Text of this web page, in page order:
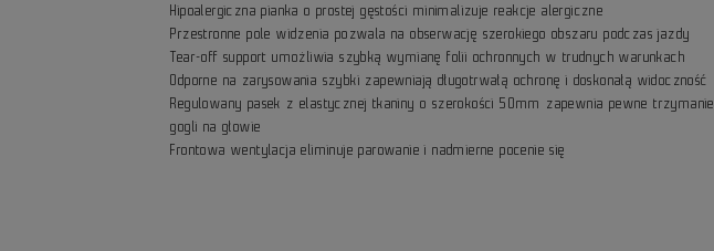
Hipoalergiczna pianka o prostej gęstości minimalizuje reakcje alergiczne
Przestronne pole widzenia pozwala na obserwację szerokiego obszaru podczas jazdy
Tear-off support umożliwia szybką wymianę folii ochronnych w trudnych warunkach
Odporne na zarysowania szybki zapewniają długotrwałą ochronę i doskonałą widoczność
Regulowany pasek z elastycznej tkaniny o szerokości 50mm zapewnia pewne trzymanie
gogli na głowie
Frontowa wentylacja eliminuje parowanie i nadmierne pocenie się